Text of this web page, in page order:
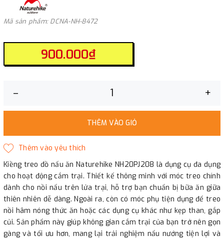
Mã sản phẩm: DCNA-NH-8472
900.000₫
– +
THÊM VÀO GIỎ
Kiềng treo đồ nấu ăn Naturehike NH20PJ208 là dụng cụ đa dụng
cho hoạt động cắm trại. Thiết kế thông minh với móc treo chính
dành cho nồi nấu trên lửa trại, hỗ trợ bạn chuẩn bị bữa ăn giữa
thiên nhiên dễ dàng. Ngoài ra, còn có móc phụ tiện dụng để treo
nồi hâm nóng thức ăn hoặc các dụng cụ khác như kẹp than, gắp
củi. Sản phẩm này giúp không gian cắm trại của bạn trở nên gọn
gàng và tối ưu hơn, mang lại trải nghiệm nấu nướng tiện lợi và